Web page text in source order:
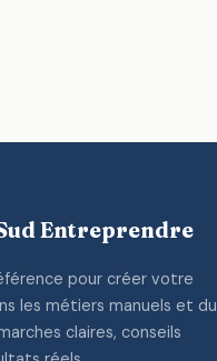
Entreprendre
pour créer votre
les métiers manuels et du
claires, conseils